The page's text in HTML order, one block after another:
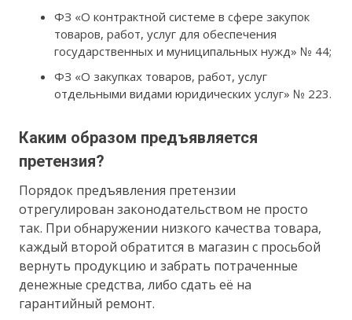
ФЗ «О контрактной системе в сфере закупок
товаров, работ, услуг для обеспечения
государственных и муниципальных нужд» № 44;
ФЗ «О закупках товаров, работ, услуг
отдельными видами юридических услуг» № 223.
Каким образом предъявляется
претензия?
Порядок предъявления претензии
отрегулирован законодательством не просто
так. При обнаружении низкого качества товара,
каждый второй обратится в магазин с просьбой
вернуть продукцию и забрать потраченные
денежные средства, либо сдать её на
гарантийный ремонт.